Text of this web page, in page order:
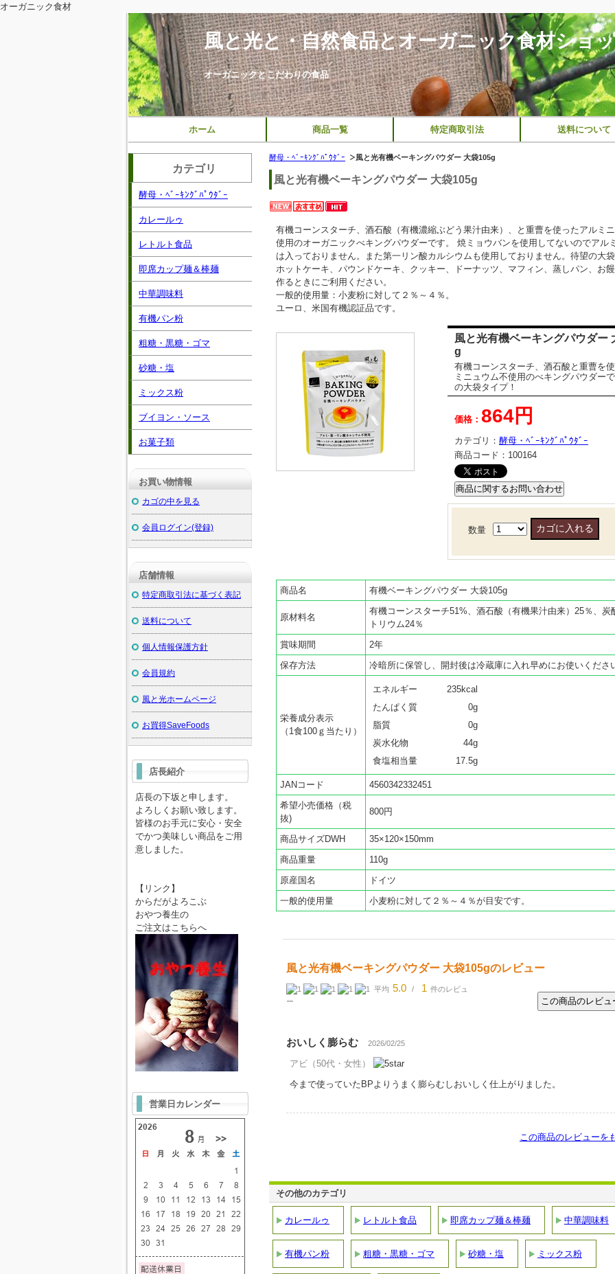
オーガニック食材
風と光と・自然食品とオーガニック食材ショ
オーガニックとこだわりの食品
ホーム 商品一覧 特定商取引法 送料について
酵母・ﾍﾞｰｷﾝｸﾞﾊﾟｳﾀﾞｰ 風と光有機ベーキングパウダー 大袋105g
風と光有機ベーキングパウダー 大袋105g
有機コーンスターチ、酒石酸（有機濃縮ぶどう果汁由来）、と重曹を使ったアルミ
使用のオーガニックべキングパウダーです。 焼ミョウバンを使用してないのでアル
は入っておりません。また第一リン酸カルシウムも使用しておりません。待望の大
ホットケーキ、パウンドケーキ、クッキー、ドーナッツ、マフィン、蒸しパン、お
作るときにご利用ください。
一般的使用量：小麦粉に対して２％～４％。
ユーロ、米国有機認証品です。
風と光有機ベーキングパウダー
g
有機コーンスターチ、酒石酸と重曹を
ミニュウム不使用のべキングパウダー
の大袋タイプ！
価格： 864円
カテゴリ： 酵母・ﾍﾞｰｷﾝｸﾞﾊﾟｳﾀﾞｰ
商品コード： 100164
数量
商品名 有機ベーキングパウダー 大袋105g
原材料名
有機コーンスターチ51%、酒石酸（有機果汁由来）25％、炭
トリウム24％
賞味期間
2年
保存方法
冷暗所に保管し、開封後は冷蔵庫に入れ早めにお使いくださ
栄養成分表示
（1食100ｇ当たり）
エネルギー
235kcal
たんぱく質
0g
脂質
0g
炭水化物
44g
食塩相当量
17.5g
JANコード
4560342332451
希望小売価格（税
抜)
800円
商品サイズDWH
35×120×150mm
商品重量
110g
原産国名
ドイツ
一般的使用量
小麦粉に対して２％～４％が目安です。
風と光有機ベーキングパウダー 大袋105gのレビュー
平均 5.0 / 1 件のレビュ
ー
おいしく膨らむ 2026/02/25
アビ （50代・女性）
今まで使っていたBPよりうまく膨らむしおいしく仕上がりました。
この商品のレビューを
その他のカテゴリ
カレールゥ レトルト食品 即席カップ麺＆棒麺 中華調味料
有機パン粉 粗糖・黒糖・ゴマ 砂糖・塩 ミックス粉
カテゴリ
酵母・ﾍﾞｰｷﾝｸﾞﾊﾟｳﾀﾞｰ
カレールゥ
レトルト食品
即席カップ麺＆棒麺
中華調味料
有機パン粉
粗糖・黒糖・ゴマ
砂糖・塩
ミックス粉
ブイヨン・ソース
お菓子類
お買い物情報
カゴの中を見る
会員ログイン(登録)
店舗情報
特定商取引法に基づく表記
送料について
個人情報保護方針
会員規約
風と光ホームページ
お買得SaveFoods
店長紹介
店長の下坂と申します。
よろしくお願い致します。
皆様のお手元に安心・安全
でかつ美味しい商品をご用
意しました。
【リンク】
からだがよろこぶ
おやつ養生の
ご注文はこちらへ
営業日カレンダー